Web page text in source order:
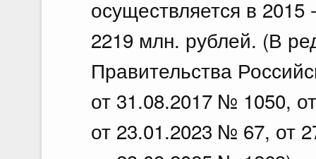
осуществляется в
2219 млн. рублей. (В
Правительства
от 31.08.2017 № 1050,
от 23.01.2023 № 67, от